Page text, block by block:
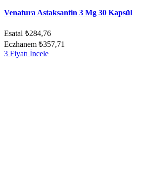
Venatura Astaksantin 3 Mg 30 Kapsül
Esatal ₺284,76
Eczhanem ₺357,71
3 Fiyatı İncele